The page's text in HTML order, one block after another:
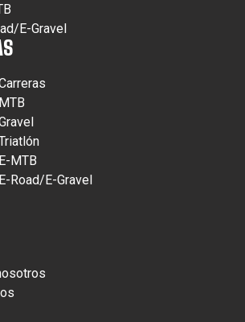
E-Gravel
MTB
Road/E-Gravel